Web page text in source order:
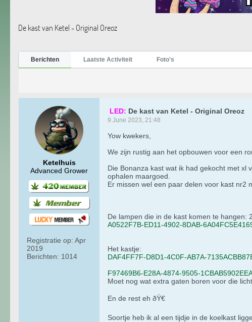
De kast van Ketel - Original Oreoz
Berichten Laatste Activiteit Foto's
Ketelhuis
Advanced Grower
Registratie op: Apr
2019
Berichten: 1014
LED: De kast van Ketel - Original Oreoz
9 June 2023, 21:48
Yow kwekers,
We zijn rustig aan het opbouwen voor een
Die Bonanza kast wat ik had gekocht met xl
ophalen maargoed.
Er missen wel een paar delen voor kast nr2
De lampen die in de kast komen te hangen:
A0522F7B-ED11-4902-8DAB-
Het kastje:
DAF4FF7F-D8D1-4C0F-AB7A-
F97469B6-E28A-4874-9505-
Moet nog wat extra gaten boren voor die
En de rest eh ðŸ€
Soortje heb ik al een tijdje in de koelkast